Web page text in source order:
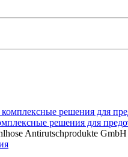
решения для
Antirutschprodukte